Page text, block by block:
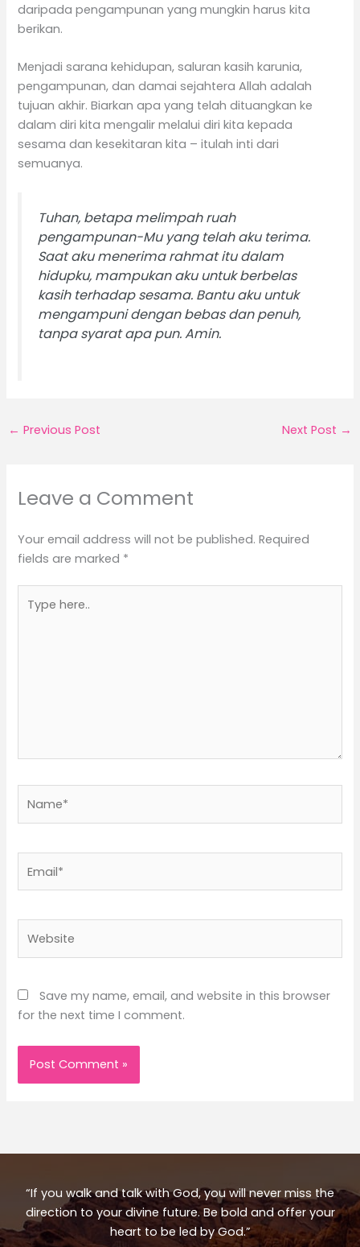
daripada pengampunan yang mungkin harus kita
berikan.
Menjadi sarana kehidupan, saluran kasih karunia,
pengampunan, dan damai sejahtera Allah adalah
tujuan akhir. Biarkan apa yang telah dituangkan ke
dalam diri kita mengalir melalui diri kita kepada
sesama dan kesekitaran kita – itulah inti dari
semuanya.
Tuhan, betapa melimpah ruah
pengampunan-Mu yang telah aku terima.
Saat aku menerima rahmat itu dalam
hidupku, mampukan aku untuk berbelas
kasih terhadap sesama. Bantu aku untuk
mengampuni dengan bebas dan penuh,
tanpa syarat apa pun. Amin.
← Previous Post Next Post →
Leave a Comment
Your email address will not be published. Required
fields are marked *
here..
Save my name, email, and website in this browser
for the next time I comment.
“If you walk and talk with God, you will never miss the
direction to your divine future. Be bold and offer your
heart to be led by God.”